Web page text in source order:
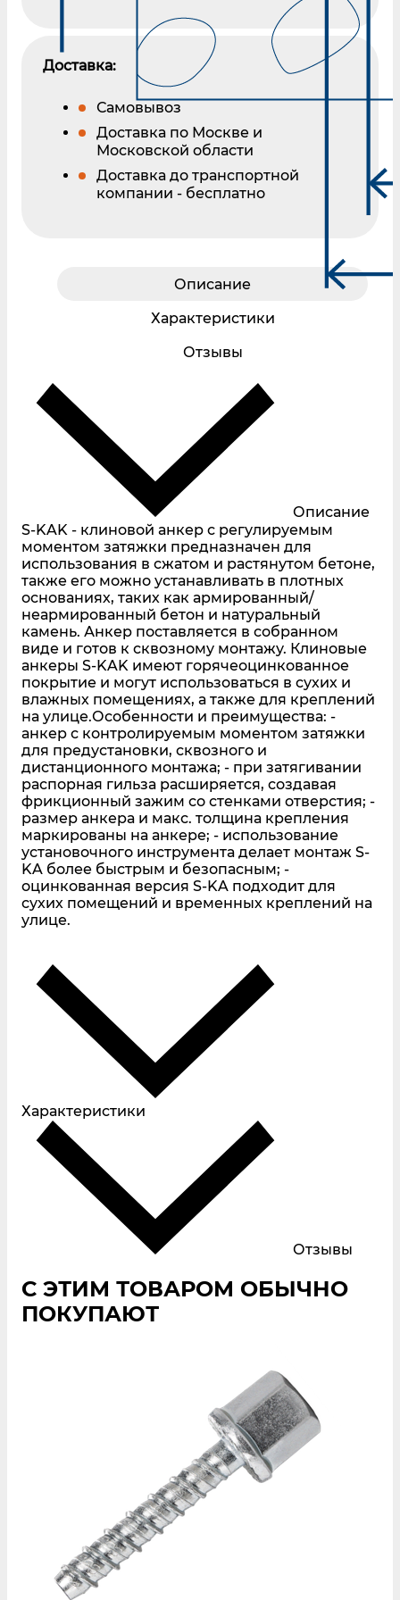
Доставка:
Самовывоз
Доставка по Москве и
Московской области
Доставка до транспортной
компании - бесплатно
Описание
Характеристики
Отзывы
Описание
S-KAK - клиновой анкер с регулируемым
моментом затяжки предназначен для
использования в сжатом и растянутом бетоне,
также его можно устанавливать в плотных
основаниях, таких как армированный/
неармированный бетон и натуральный
камень. Анкер поставляется в собранном
виде и готов к сквозному монтажу. Клиновые
анкеры S-KAK имеют горячеоцинкованное
покрытие и могут использоваться в сухих и
влажных помещениях, а также для креплений
на улице.Особенности и преимущества: -
анкер с контролируемым моментом затяжки
для предустановки, сквозного и
дистанционного монтажа; - при затягивании
распорная гильза расширяется, создавая
фрикционный зажим со стенками отверстия; -
размер анкера и макс. толщина крепления
маркированы на анкере; - использование
установочного инструмента делает монтаж S-
KA более быстрым и безопасным; -
оцинкованная версия S-KA подходит для
сухих помещений и временных креплений на
улице.
Характеристики
Отзывы
С ЭТИМ ТОВАРОМ ОБЫЧНО
ПОКУПАЮТ